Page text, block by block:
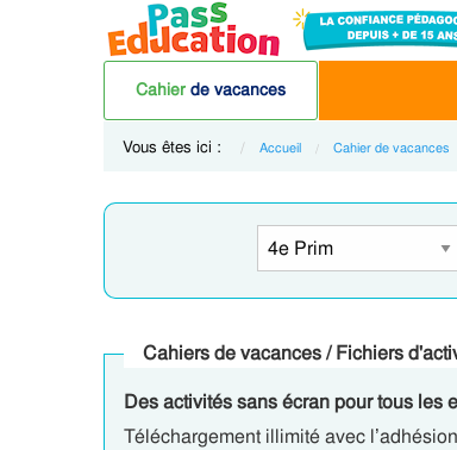
Cahier de vacances
Vous êtes ici : Accueil Cahier de vacances
Cahiers de vacances / Fichiers
Des activités sans écran pour tous les
Téléchargement illimité avec l’adhésion